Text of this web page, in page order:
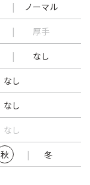
ノーマル
厚手
なし
なし
なし
なし
秋 冬